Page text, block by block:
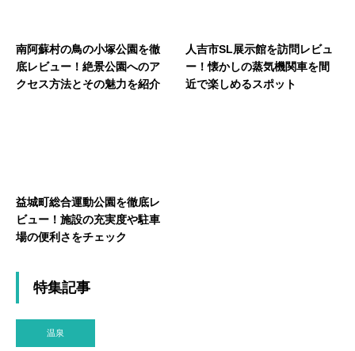
南阿蘇村の鳥の小塚公園を徹
底レビュー！絶景公園へのア
クセス方法とその魅力を紹介
人吉市SL展示館を訪問レビュ
ー！懐かしの蒸気機関車を間
近で楽しめるスポット
益城町総合運動公園を徹底レ
ビュー！施設の充実度や駐車
場の便利さをチェック
特集記事
温泉